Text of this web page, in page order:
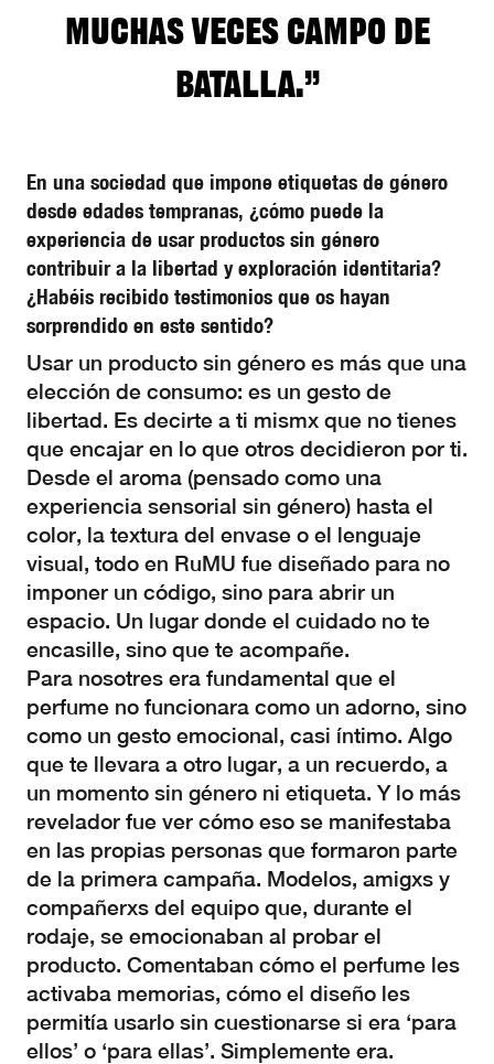
muchas veces campo de
batalla.”
En una sociedad que impone etiquetas de género
desde edades tempranas, ¿cómo puede la
experiencia de usar productos sin género
contribuir a la libertad y exploración identitaria?
¿Habéis recibido testimonios que os hayan
sorprendido en este sentido?
Usar un producto sin género es más que una
elección de consumo: es un gesto de
libertad. Es decirte a ti mismx que no tienes
que encajar en lo que otros decidieron por ti.
Desde el aroma (pensado como una
experiencia sensorial sin género) hasta el
color, la textura del envase o el lenguaje
visual, todo en RuMU fue diseñado para no
imponer un código, sino para abrir un
espacio. Un lugar donde el cuidado no te
encasille, sino que te acompañe.
Para nosotres era fundamental que el
perfume no funcionara como un adorno, sino
como un gesto emocional, casi íntimo. Algo
que te llevara a otro lugar, a un recuerdo, a
un momento sin género ni etiqueta. Y lo más
revelador fue ver cómo eso se manifestaba
en las propias personas que formaron parte
de la primera campaña. Modelos, amigxs y
compañerxs del equipo que, durante el
rodaje, se emocionaban al probar el
producto. Comentaban cómo el perfume les
activaba memorias, cómo el diseño les
permitía usarlo sin cuestionarse si era ‘para
ellos’ o ‘para ellas’. Simplemente era.